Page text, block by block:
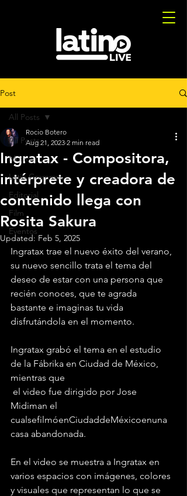
Post
All Posts
Musica
Latin Grammys
Editorial
Film
Eventos
All Posts
Ingratax - Compositora,
intérprete y creadora de
contenido llega con
Rosita Sakura
Rocio Botero
Aug 21, 2023 2 min read
Updated: Feb 5, 2025
Ingratax trae el nuevo éxito del verano,
su nuevo sencillo trata el tema del
deseo de estar con una persona que
recién conoces, que te agrada
bastante e imaginas tu vida
disfrutándola en el momento.
Ingratax grabó el tema en el estudio
de la Fábrika en Ciudad de México,
mientras que
Midiman el
cualsefilmóenCiudaddeMéxicoenuna
casa abandonada.
En el video se muestra a Ingratax en
varios espacios con imágenes, colores
y visuales que representan lo que se